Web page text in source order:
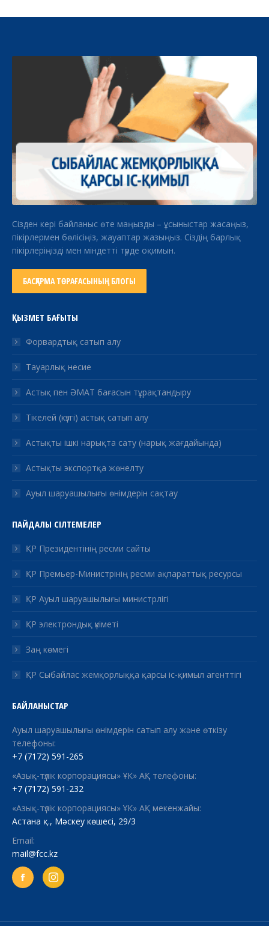
Сізден кері байланыс өте маңызды – ұсыныстар жасаңыз,
пікірлермен бөлісіңіз, жауаптар жазыңыз. Сіздің барлық
пікірлеріңізді мен міндетті түрде оқимын.
БАСҚАРМА ТӨРАҒАСЫНЫҢ БЛОГЫ
ҚЫЗМЕТ БАҒЫТЫ
Форвардтық сатып алу
Тауарлық несие
Астық пен ӘМАТ бағасын тұрақтандыру
Тікелей (күзгі) астық сатып алу
Астықты ішкі нарықта сату (нарық жағдайында)
Астықты экспортқа жөнелту
Ауыл шаруашылығы өнімдерін сақтау
ПАЙДАЛЫ СІЛТЕМЕЛЕР
ҚР Президентінің ресми сайты
ҚР Премьер-Министрінің ресми ақпараттық ресурсы
ҚР Ауыл шаруашылығы министрлігі
ҚР электрондық үкіметі
Заң көмегі
ҚР Сыбайлас жемқорлыққа қарсы іс-қимыл агенттігі
БАЙЛАНЫСТАР
Ауыл шаруашылығы өнімдерін сатып алу және өткізу
телефоны:
+7 (7172) 591-265
«Азық-түлік корпорациясы» ҰК» АҚ телефоны:
+7 (7172) 591-232
«Азық-түлік корпорациясы» ҰК» АҚ мекенжайы:
Астана қ., Мәскеу көшесі, 29/3
Email:
mail@fcc.kz
Facebook